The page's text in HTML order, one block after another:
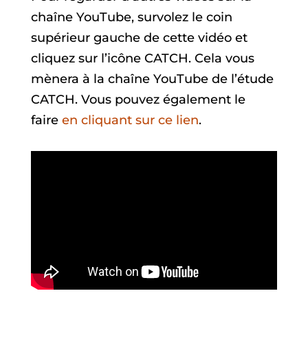
chaîne YouTube, survolez le coin
supérieur gauche de cette vidéo et
cliquez sur l’icône CATCH. Cela vous
mènera à la chaîne YouTube de l’étude
CATCH. Vous pouvez également le
faire en cliquant sur ce lien.